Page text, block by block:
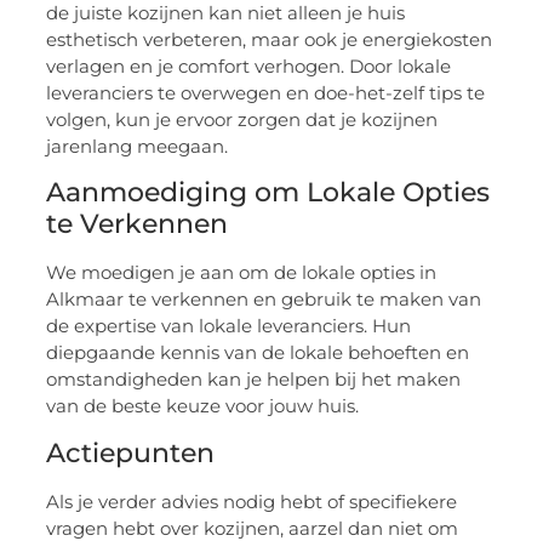
de juiste kozijnen kan niet alleen je huis
esthetisch verbeteren, maar ook je energiekosten
verlagen en je comfort verhogen. Door lokale
leveranciers te overwegen en doe-het-zelf tips te
volgen, kun je ervoor zorgen dat je kozijnen
jarenlang meegaan.
Aanmoediging om Lokale Opties
te Verkennen
We moedigen je aan om de lokale opties in
Alkmaar te verkennen en gebruik te maken van
de expertise van lokale leveranciers. Hun
diepgaande kennis van de lokale behoeften en
omstandigheden kan je helpen bij het maken
van de beste keuze voor jouw huis.
Actiepunten
Als je verder advies nodig hebt of specifiekere
vragen hebt over kozijnen, aarzel dan niet om